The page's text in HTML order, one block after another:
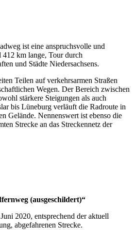
ist eine anspruchsvolle und
412 km lange, Tour durch
und Städte Niedersachsens.
Teilen auf verkehrsarmen Straßen
Wegen. Der Bereich zwischen
stärkere Steigungen als auch
bis Lüneburg verläuft die Radroute in
Gelände. Nennenswert ist ebenso die
Strecke an das Streckennetz der
(ausgeschildert)“
2020, entsprechend der aktuell
abgefahrenen Strecke.